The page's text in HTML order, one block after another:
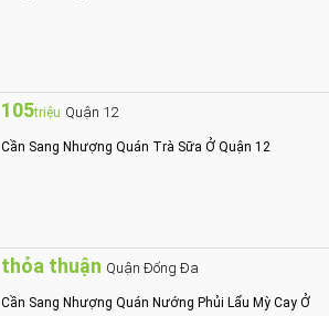
105triệu Quận 12
Cần Sang Nhượng Quán Trà Sữa Ở Quận 12
thỏa thuận Quận Đống Đa
Cần Sang Nhượng Quán Nướng Phủi Lẩu Mỳ Cay Ở